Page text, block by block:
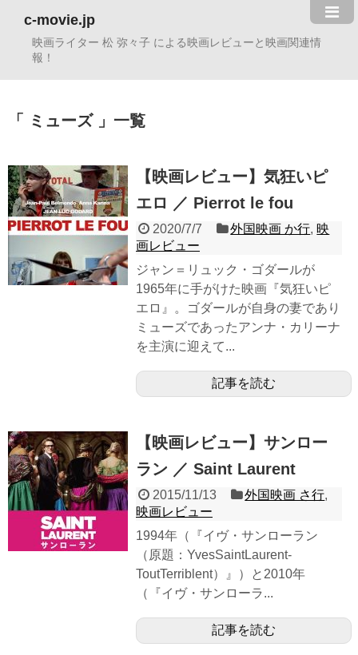
c-movie.jp
映画ライター 松 弥々子 による映画レビューと映画関連情
報！
ミューズ 一覧
【映画レビュー】気狂いピ
エロ ／ Pierrot le fou
2020/7/7 外国映画 か行, 映
画レビュー
ジャン＝リュック・ゴダールが
1965年に手がけた映画『気狂いピ
エロ』。ゴダールが自身の妻であり
ミューズであったアンナ・カリーナ
を主演に迎えて...
記事を読む
【映画レビュー】サンロー
ラン ／ Saint Laurent
2015/11/13 外国映画 さ行,
映画レビュー
1994年（『イヴ・サンローラン
（原題：YvesSaintLaurent-
ToutTerriblent）』）と2010年
（『イヴ・サンローラ...
記事を読む